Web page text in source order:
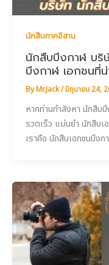
นักสืบภาคอีสาน
นักสืบบึงกาฬ บ
บึงกาฬ เอกชนที่
ByMr.Jack/มิถุนายน 24,
หากท่านกำลังหา นักสืบ
รวดเร็ว แม่นยำ นักสืบ
เราคือ นักสืบเอกชนบึง